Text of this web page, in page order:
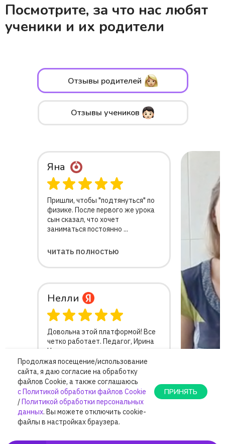
Посмотрите, за что нас любят
ученики и их родители